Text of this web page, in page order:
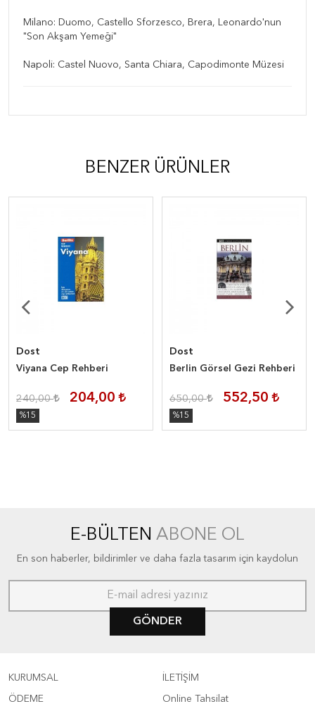
Milano: Duomo, Castello Sforzesco, Brera, Leonardo'nun
"Son Akşam Yemeği"
Napoli: Castel Nuovo, Santa Chiara, Capodimonte Müzesi
BENZER ÜRÜNLER
Dost
Viyana Cep Rehberi
240,00 204,00
%15
Dost
Berlin Görsel Gezi Rehberi
650,00 552,50
%15
E-BÜLTEN ABONE OL
En son haberler, bildirimler ve daha fazla tasarım için kaydolun
GÖNDER
KURUMSAL
ÖDEME
İLETİŞİM
Online Tahsilat